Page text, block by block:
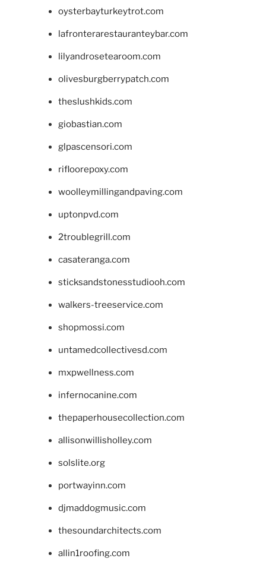
oysterbayturkeytrot.com
lafronterarestauranteybar.com
lilyandrosetearoom.com
olivesburgberrypatch.com
theslushkids.com
giobastian.com
glpascensori.com
rifloorepoxy.com
woolleymillingandpaving.com
uptonpvd.com
2troublegrill.com
casateranga.com
sticksandstonesstudiooh.com
walkers-treeservice.com
shopmossi.com
untamedcollectivesd.com
mxpwellness.com
infernocanine.com
thepaperhousecollection.com
allisonwillisholley.com
solslite.org
portwayinn.com
djmaddogmusic.com
thesoundarchitects.com
allin1roofing.com